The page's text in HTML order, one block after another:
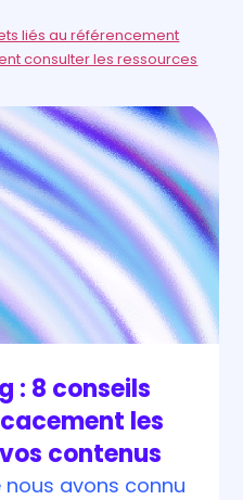
liés au référencement
consulter les ressources
: 8 conseils
les
contenus
avons connu